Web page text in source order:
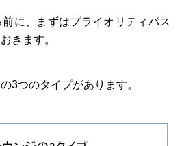
に、まずはプライオリティパス
きます。
3つのタイプがあります。